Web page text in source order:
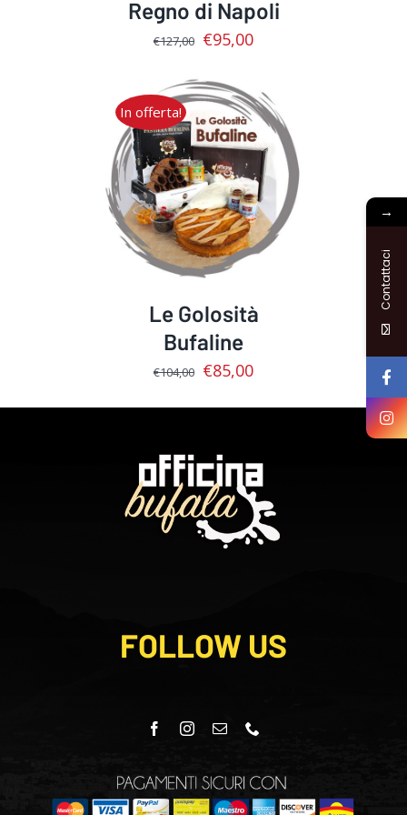
Regno di Napoli
€127,00 €95,00
In offerta!
AGGIUNGI AL CARRELLO
/
DETTAGLI
Le Golosità
Bufaline
€104,00 €85,00
FOLLOW US
→
Contattaci